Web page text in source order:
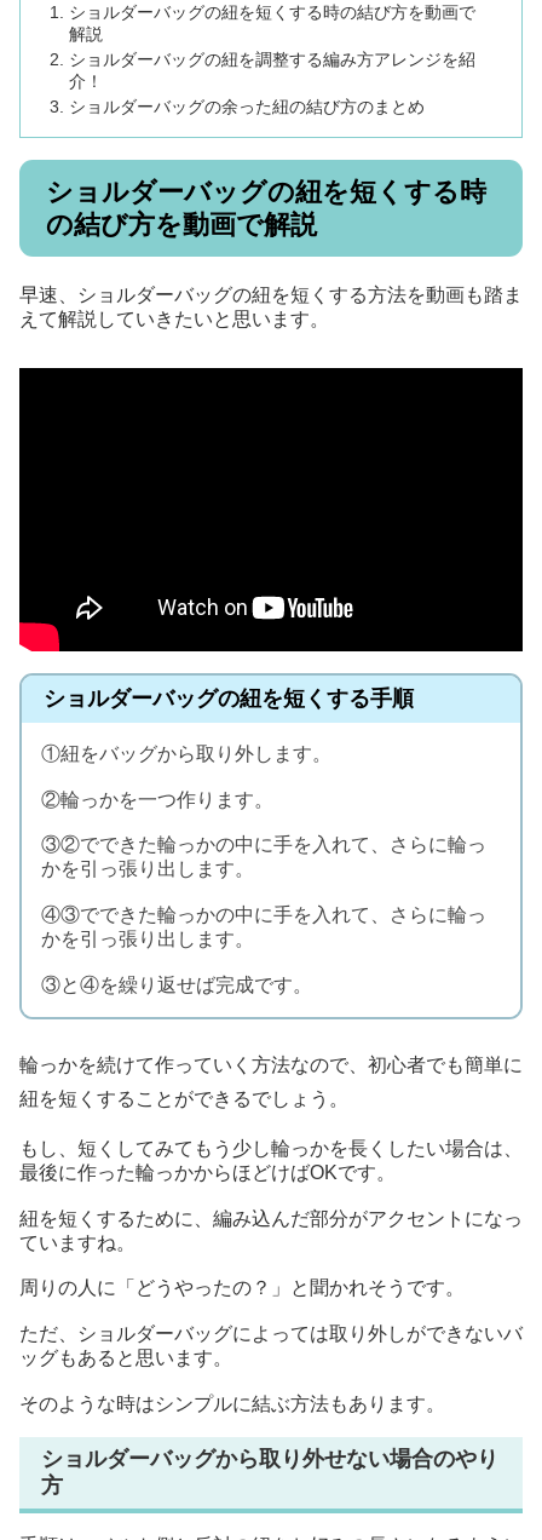
ショルダーバッグの紐を短くする時の結び方を動画で
解説
ショルダーバッグの紐を調整する編み方アレンジを紹
介！
ショルダーバッグの余った紐の結び方のまとめ
ショルダーバッグの紐を短くする時
の結び方を動画で解説
早速、ショルダーバッグの紐を短くする方法を動画も踏ま
えて解説していきたいと思います。
ショルダーバッグの紐を短くする手順
①紐をバッグから取り外します。
②輪っかを一つ作ります。
③②でできた輪っかの中に手を入れて、さらに輪っ
かを引っ張り出します。
④③でできた輪っかの中に手を入れて、さらに輪っ
かを引っ張り出します。
③と④を繰り返せば完成です。
輪っかを続けて作っていく方法なので、初心者でも簡単に
紐を短くすることができるでしょう。
もし、短くしてみてもう少し輪っかを長くしたい場合は、
最後に作った輪っかからほどけばOKです。
紐を短くするために、編み込んだ部分がアクセントになっ
ていますね。
周りの人に「どうやったの？」と聞かれそうです。
ただ、ショルダーバッグによっては取り外しができないバ
ッグもあると思います。
そのような時はシンプルに結ぶ方法もあります。
ショルダーバッグから取り外せない場合のやり
方